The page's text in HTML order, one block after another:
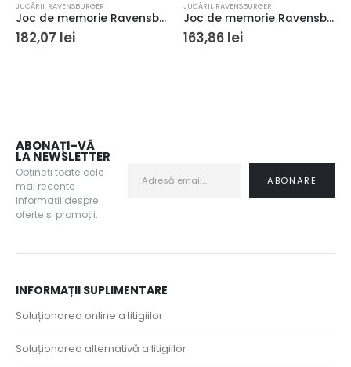
JUCĂRII, RAVENSBURGER
Joc de memorie Ravensburger Memory Batman
182,07 lei
JUCĂRII, RAVENSBURGER
Joc de memorie Ravensburger Memory Dinozauri
163,86 lei
ABONAȚI-VĂ
LA NEWSLETTER
Obțineți toate cele
mai recente
informații despre
oferte și promoții.
INFORMAȚII SUPLIMENTARE
Soluționarea online a litigiilor
Soluționarea alternativă a litigiilor